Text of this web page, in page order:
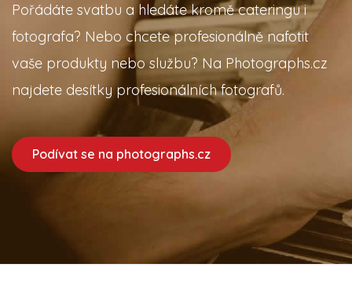
Pořádáte svatbu a hledáte kromě cateringu i
fotografa? Nebo chcete profesionálně nafotit
vaše produkty nebo službu? Na Photographs.cz
najdete desítky profesionálních fotografů.
Podívat se na photographs.cz